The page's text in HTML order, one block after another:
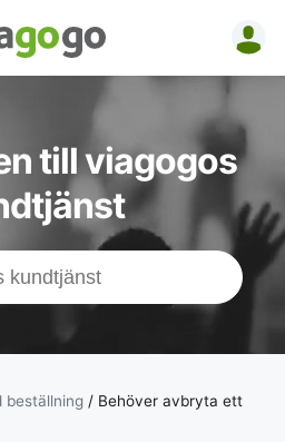
-
,
&amp;
the
till viagogos
beställning / Behöver avbryta ett